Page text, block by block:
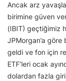
Ancak arz
birimine güven
(IBIT) geçtiğimiz
JPMorgan’a
geldi ve fon için
ETF’leri ocak
dolardan fazla